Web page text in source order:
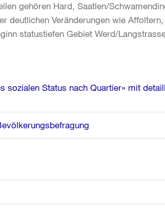
gehören Hard, Saatlen/
deutlichen Veränderungen wie
statustiefen Gebiet Werd/
sozialen Status nach Quartier» mit